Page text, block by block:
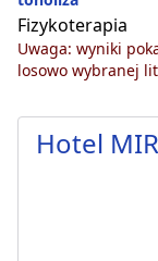
Fizykoterapia
Uwaga: wyniki
losowo wybranej
Hotel